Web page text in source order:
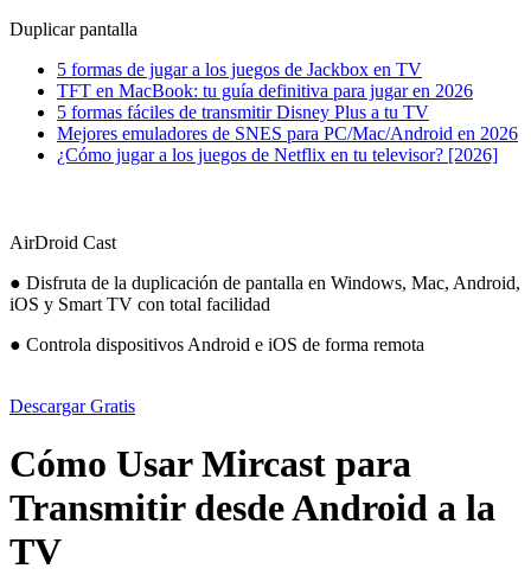
Duplicar pantalla
5 formas de jugar a los juegos de Jackbox en TV
TFT en MacBook: tu guía definitiva para jugar en 2026
5 formas fáciles de transmitir Disney Plus a tu TV
Mejores emuladores de SNES para PC/Mac/Android en 2026
¿Cómo jugar a los juegos de Netflix en tu televisor? [2026]
AirDroid Cast
● Disfruta de la duplicación de pantalla en Windows, Mac, Android,
iOS y Smart TV con total facilidad
● Controla dispositivos Android e iOS de forma remota
Descargar Gratis
Cómo Usar Mircast para
Transmitir desde Android a la
TV